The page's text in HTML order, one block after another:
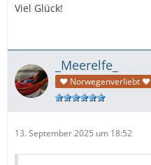
Viel Glück!
_Meerelfe_
♥ Norwegenverliebt ♥
13. September 2025 um 18:52